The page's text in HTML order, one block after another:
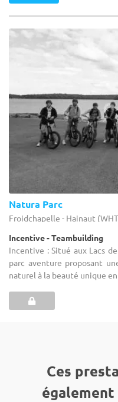
Natura Parc
Froidchapelle - Hainaut
Incentive - Teambuilding
Incentive : Situé aux Lacs
parc aventure proposant
naturel à la beauté unique
Ces